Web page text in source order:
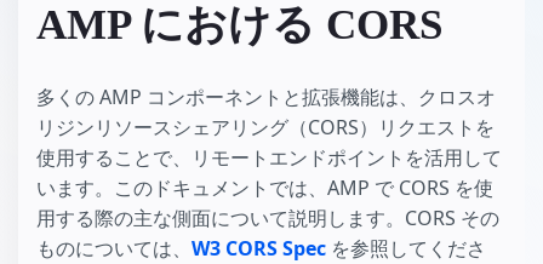
AMP における CORS
多くの AMP コンポーネントと拡張機能は、クロスオ
リジンリソースシェアリング（CORS）リクエストを
使用することで、リモートエンドポイントを活用して
います。このドキュメントでは、AMP で CORS を使
用する際の主な側面について説明します。CORS その
ものについては、 W3 CORS Spec を参照してくださ